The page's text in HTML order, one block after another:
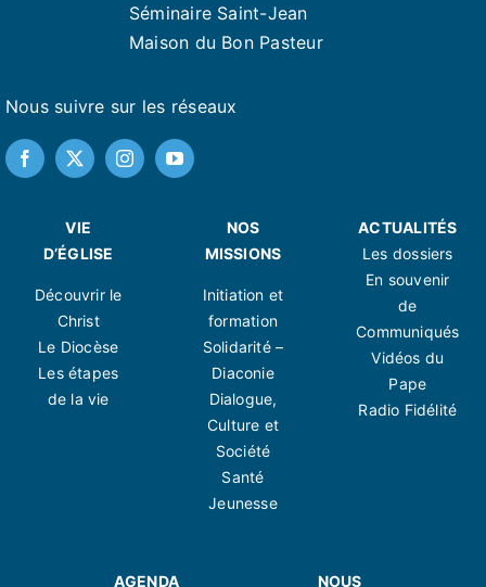
Nous suivre sur les réseaux
Séminaire Saint-Jean
Maison du Bon Pasteur
VIE
D’ÉGLISE
Découvrir le
Christ
Le Diocèse
Les étapes
de la vie
NOS
MISSIONS
Initiation et
formation
Solidarité –
Diaconie
Dialogue,
Culture et
Société
Santé
Jeunesse
ACTUALITÉS
Les dossiers
En souvenir
de
Communiqués
Vidéos du
Pape
Radio Fidélité
AGENDA NOUS